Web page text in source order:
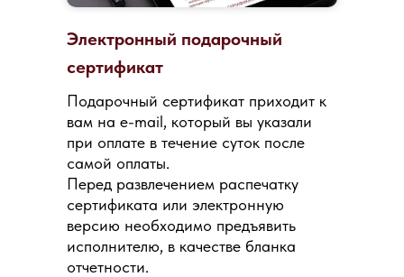
Электронный подарочный
сертификат
Подарочный сертификат приходит к
вам на e-mail, который вы указали
при оплате в течение суток после
самой оплаты.
Перед развлечением распечатку
сертификата или электронную
версию необходимо предъявить
исполнителю, в качестве бланка
отчетности.